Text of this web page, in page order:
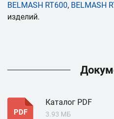
BELMASH RT600, BELMASH
изделий.
PDF
Каталог PDF
3.93 МБ